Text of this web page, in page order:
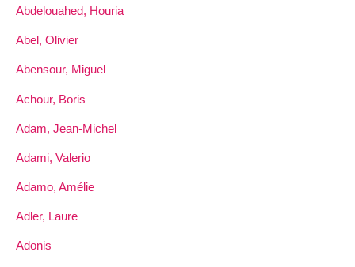
Abdelouahed, Houria
Abel, Olivier
Abensour, Miguel
Achour, Boris
Adam, Jean-Michel
Adami, Valerio
Adamo, Amélie
Adler, Laure
Adonis